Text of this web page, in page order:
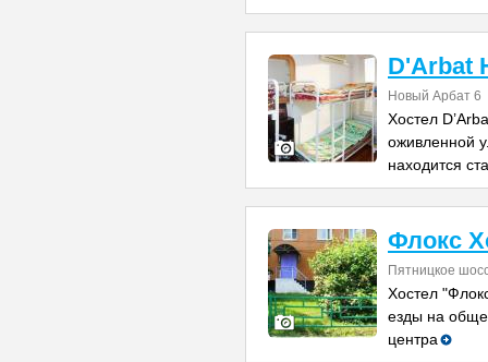
D'Arbat
Новый Арбат 6
Хостел
оживленной
находится
Флокс
Пятницкое
Хостел
езды на
центра